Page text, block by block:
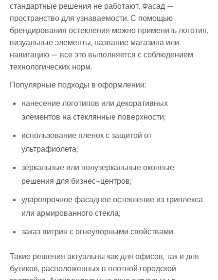
стандартные решения не работают. Фасад —
пространство для узнаваемости. С помощью
брендирования остекления можно применить логотип,
визуальные элементы, название магазина или
навигацию — все это выполняется с соблюдением
технологических норм.
Популярные подходы в оформлении:
нанесение логотипов или декоративных
элементов на стеклянные поверхности;
использование пленок с защитой от
ультрафиолета;
зеркальные или полузеркальные оконные
решения для бизнес-центров;
ударопрочное фасадное остекление из триплекса
или армированного стекла;
заказ витрин с огнеупорными свойствами.
Такие решения актуальны как для офисов, так и для
бутиков, расположенных в плотной городской